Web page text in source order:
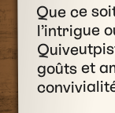
Que ce
l’intrigue
goûts et